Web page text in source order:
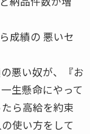
成績の 悪いセ
悪い奴が、『お
生懸命にやって
ら高給を約束
使い方をして